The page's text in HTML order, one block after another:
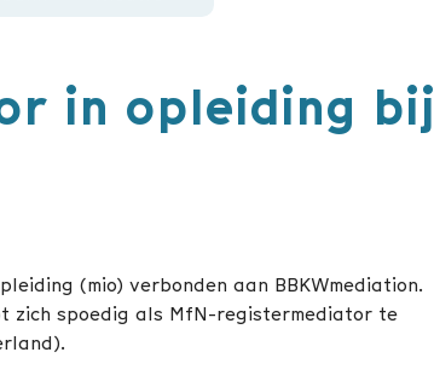
in opleiding bij
(mio) verbonden aan BBKWmediation.
zich spoedig als MfN-registermediator te